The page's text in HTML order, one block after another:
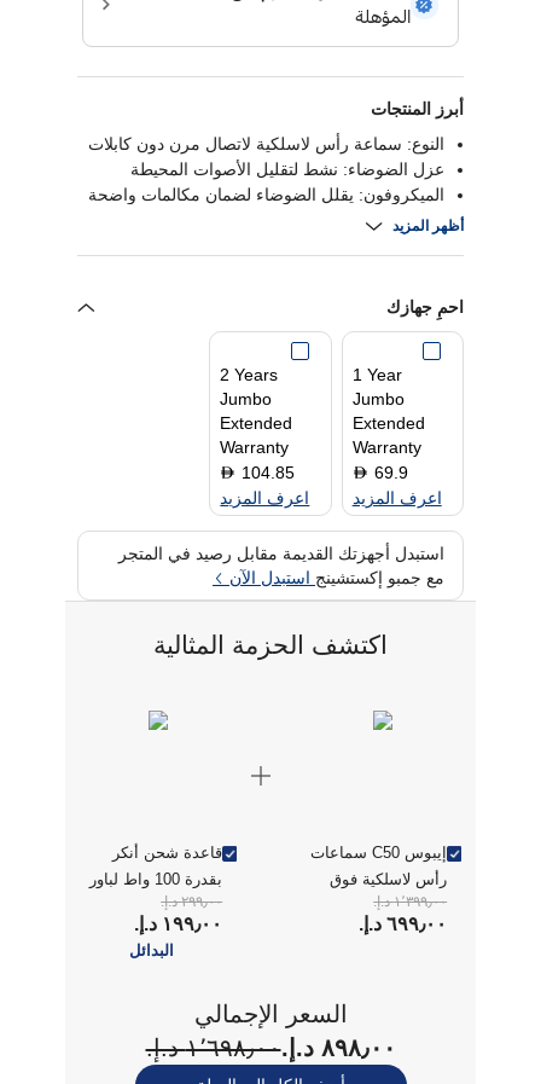
أبرز المنتجات
النوع: سماعة رأس لاسلكية لاتصال مرن دون كابلات
عزل الضوضاء: نشط لتقليل الأصوات المحيطة
الميكروفون: يقلل الضوضاء لضمان مكالمات واضحة
التصميم: مريح وخفيف للاستخدام طوال اليوم
أظهر المزيد
احمِ جهازك
1 Year
Jumbo
Extended
Warranty
D 69.9
اعرف المزيد
2 Years
Jumbo
Extended
Warranty
D 104.85
اعرف المزيد
استبدل أجهزتك القديمة مقابل رصيد في المتجر
مع جمبو إكستشينج استبدل الآن
اكتشف الحزمة المثالية
إيبوس C50 سماعات
رأس لاسلكية فوق
الأذن مع إلغاء
الضوضاء النشط، لون
٦٩٩٫٠٠ د.إ.‏
١٬٣٩٩٫٠٠ د.إ.‏
قاعدة شحن أنكر
بقدرة 100 واط لباور
بانك أنكر برايم
سوداء
١٩٩٫٠٠ د.إ.‏
٢٩٩٫٠٠ د.إ.‏
البدائل
السعر الإجمالي
٨٩٨٫٠٠ د.إ.‏
١٬٦٩٨٫٠٠ د.إ.‏